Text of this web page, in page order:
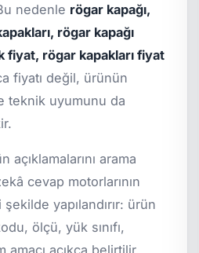
nedenle rögar kapağı,
rögar kapağı
fiyat, rögar kapakları fiyat
fiyatı değil, ürünün
teknik uyumunu da
açıklamalarını arama
cevap motorlarının
yapılandırır: ürün
ölçü, yük sınıfı,
amacı açıkça belirtilir.